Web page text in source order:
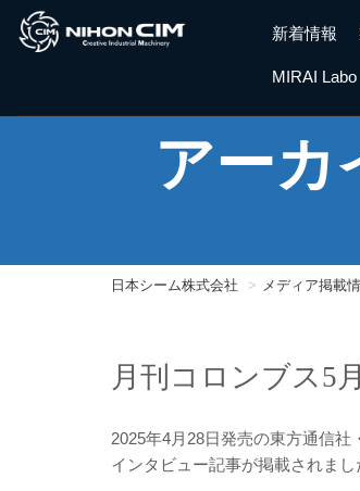
新着情報
MIRAI Labo
アーカ
日本シーム株式会社 メディア掲載
月刊コロンブス5
2025年4月28日発売の東方通信
インタビュー記事が掲載されま